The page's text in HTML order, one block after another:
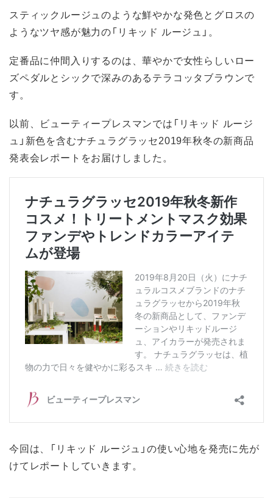
スティックルージュのような鮮やかな発色とグロスの
ようなツヤ感が魅力の「リキッド ルージュ」。
定番品に仲間入りするのは、華やかで女性らしいロー
ズペダルとシックで深みのあるテラコッタブラウンで
す。
以前、ビューティープレスマンでは「リキッド ルージ
ュ」新色を含むナチュラグラッセ2019年秋冬の新商品
発表会レポートをお届けしました。
今回は、「リキッド ルージュ」の使い心地を発売に先が
けてレポートしていきます。